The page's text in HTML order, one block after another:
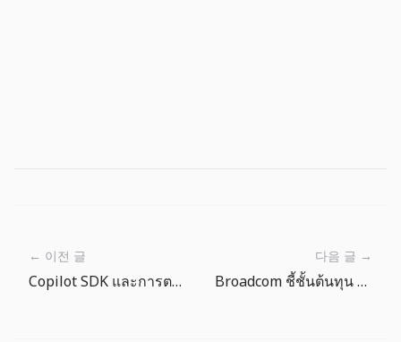
← 이전 글
Copilot SDK และการตรวจสอบความปลอดภัยของ Agent: governance คือฟีเจอร์หลัก
다음 글 →
Broadcom ชี้ชั้นต้นทุน AI ถัดจาก GPU